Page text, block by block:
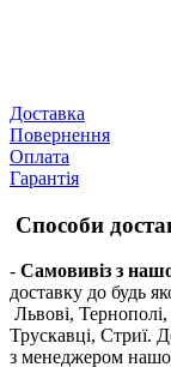
Доставка
Повернення
Оплата
Гарантія
Способи
- Самовивіз з
доставку до будь
Львові,
Трускавці, Стриї.
з менеджером